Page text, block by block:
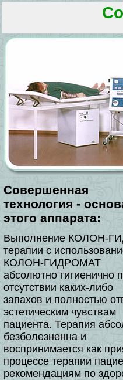
Совершенная
технология -
этого аппарата:
Выполнение КОЛОН-
терапии с
КОЛОН-ГИДРОМАТ
абсолютно гигиенично
отсутствии каких-либо
запахов и полностью
эстетическим чувствам
пациента. Терапия
безболезненна и
воспринимается как
процессе терапии
рекомендациям по